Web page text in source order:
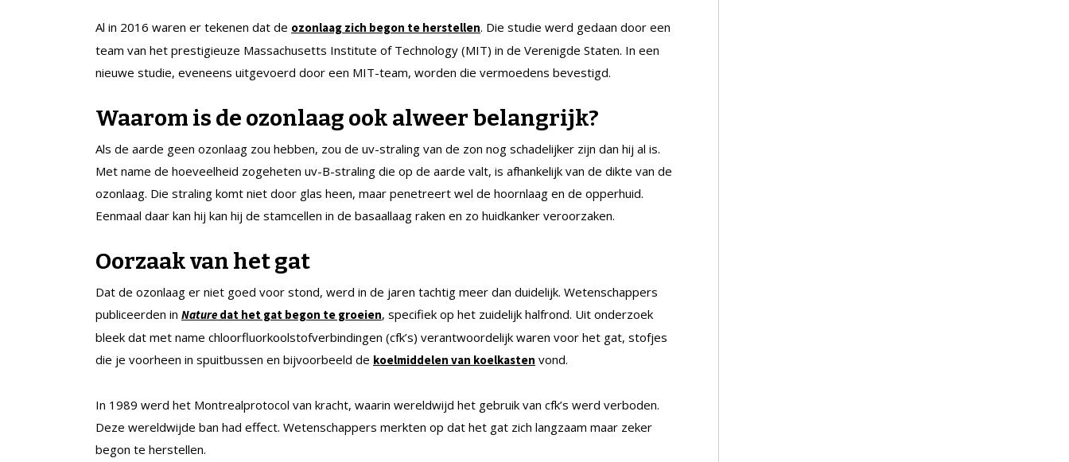
Al in 2016 waren er tekenen dat de ozonlaag zich begon te herstellen. Die studie werd gedaan door een
team van het prestigieuze Massachusetts Institute of Technology (MIT) in de Verenigde Staten. In een
nieuwe studie, eveneens uitgevoerd door een MIT-team, worden die vermoedens bevestigd.
Waarom is de ozonlaag ook alweer belangrijk?
Als de aarde geen ozonlaag zou hebben, zou de uv-straling van de zon nog schadelijker zijn dan hij al is.
Met name de hoeveelheid zogeheten uv-B-straling die op de aarde valt, is afhankelijk van de dikte van de
ozonlaag. Die straling komt niet door glas heen, maar penetreert wel de hoornlaag en de opperhuid.
Eenmaal daar kan hij kan hij de stamcellen in de basaallaag raken en zo huidkanker veroorzaken.
Oorzaak van het gat
Dat de ozonlaag er niet goed voor stond, werd in de jaren tachtig meer dan duidelijk. Wetenschappers
publiceerden in Nature dat het gat begon te groeien, specifiek op het zuidelijk halfrond. Uit onderzoek
bleek dat met name chloorfluorkoolstofverbindingen (cfk’s) verantwoordelijk waren voor het gat, stofjes
die je voorheen in spuitbussen en bijvoorbeeld de koelmiddelen van koelkasten vond.
In 1989 werd het Montrealprotocol van kracht, waarin wereldwijd het gebruik van cfk’s werd verboden.
Deze wereldwijde ban had effect. Wetenschappers merkten op dat het gat zich langzaam maar zeker
begon te herstellen.